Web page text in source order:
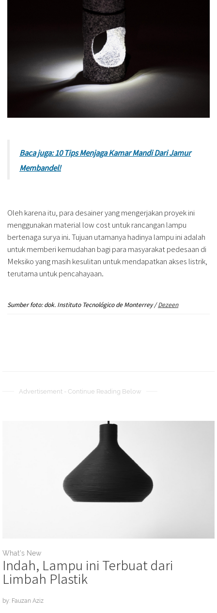
Baca juga: 10 Tips Menjaga Kamar Mandi Dari Jamur
Membandel!
Oleh karena itu, para desainer yang mengerjakan proyek ini
menggunakan material low cost untuk rancangan lampu
bertenaga surya ini. Tujuan utamanya hadinya lampu ini adalah
untuk memberi kemudahan bagi para masyarakat pedesaan di
Meksiko yang masih kesulitan untuk mendapatkan akses listrik,
terutama untuk pencahayaan.
Sumber foto: dok. Instituto Tecnológico de Monterrey /Dezeen
Advertisement - Continue Reading Below
What's New
Indah, Lampu ini Terbuat dari
Limbah Plastik
by: Fauzan Aziz